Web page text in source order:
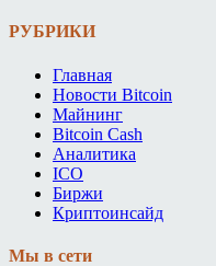
РУБРИКИ
Главная
Новости Bitcoin
Майнинг
Bitcoin Cash
Аналитика
ICO
Биржи
Криптоинсайд
Мы в сети